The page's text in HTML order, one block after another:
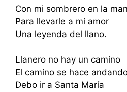
Con mi sombrero en la
Para llevarle a mi amor
Una leyenda del llano.
Llanero no hay un camino
El camino se hace
Debo ir a Santa María